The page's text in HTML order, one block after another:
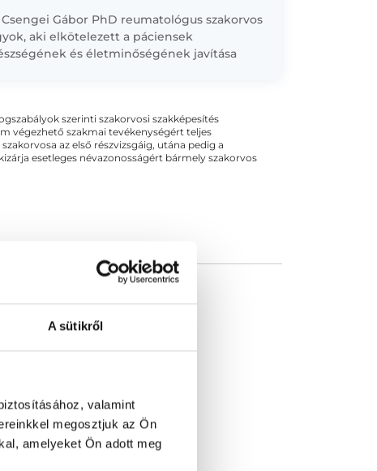
A sütikről
valamint
megosztjuk az Ön
amelyeket Ön adott meg
Csengei Gábor PhD reumatológus szakorvos
aki elkötelezett a páciensek
és életminőségének javítása
szerinti szakorvosi szakképesítés
végezhető szakmai tevékenységért teljes
az első részvizsgáig, utána pedig a
esetleges névazonosságért bármely szakorvos